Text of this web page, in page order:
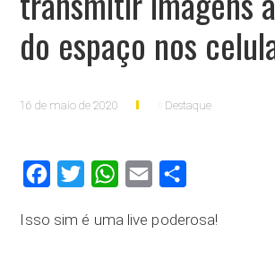
do espaço nos
16 de maio de 2020 Destaque
FacebookTwitter WhatsApp
Email
Isso sim é uma live poderosa!